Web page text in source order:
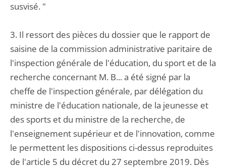
susvisé. "
3. Il ressort des pièces du dossier que le rapport de
saisine de la commission administrative paritaire de
l'inspection générale de l'éducation, du sport et de la
recherche concernant M. B... a été signé par la
cheffe de l'inspection générale, par délégation du
ministre de l'éducation nationale, de la jeunesse et
des sports et du ministre de la recherche, de
l'enseignement supérieur et de l'innovation, comme
le permettent les dispositions ci-dessus reproduites
de l'article 5 du décret du 27 septembre 2019. Dès